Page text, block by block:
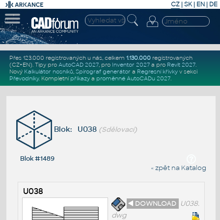
CZ | SK| EN | DE
Přes 123.000 registrovaných u nás, celkem 1.130.000registrovaných
(CZ+EN). Tipy pro AutoCAD 2027, pro Inventor 2027a pro Revit 2027.
Nový Kalkulátor nosníků, Spirograf generátor a Regresní křivkyv sekci
Převodníky. Kompletní příkazya proměnné AutoCADu 2027.
Blok: U038 (Sdělovací)
Blok #1489
« zpět na Katalog
U038
◄ DOWNLOAD
U038.
dwg